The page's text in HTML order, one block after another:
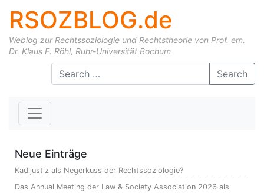
RSOZBLOG.de
Weblog zur Rechtssoziologie und Rechtstheorie von Prof. em.
Dr. Klaus F. Röhl, Ruhr-Universität Bochum
Skip to content Search
Neue Einträge
Kadijustiz als Negerkuss der Rechtssoziologie?
Das Annual Meeting der Law & Society Association 2026 als